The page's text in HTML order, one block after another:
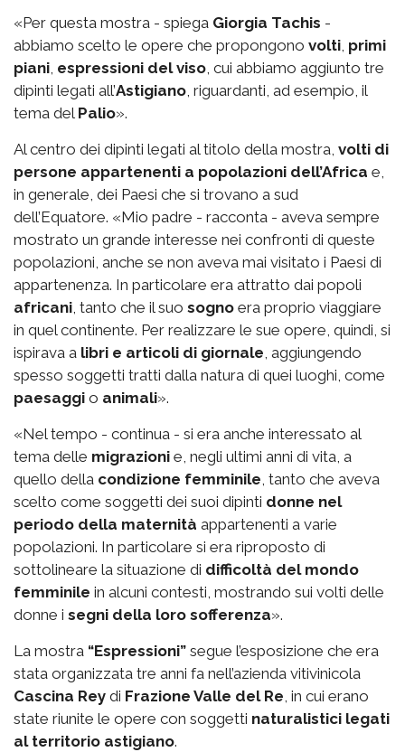
«Per questa mostra - spiega Giorgia Tachis -
abbiamo scelto le opere che propongono volti, primi
piani, espressioni del viso, cui abbiamo aggiunto tre
dipinti legati all’Astigiano, riguardanti, ad esempio, il
tema del Palio».
Al centro dei dipinti legati al titolo della mostra, volti di
persone appartenenti a popolazioni dell’Africa e,
in generale, dei Paesi che si trovano a sud
dell’Equatore. «Mio padre - racconta - aveva sempre
mostrato un grande interesse nei confronti di queste
popolazioni, anche se non aveva mai visitato i Paesi di
appartenenza. In particolare era attratto dai popoli
africani, tanto che il suo sogno era proprio viaggiare
in quel continente. Per realizzare le sue opere, quindi, si
ispirava a libri e articoli di giornale, aggiungendo
spesso soggetti tratti dalla natura di quei luoghi, come
paesaggi o animali».
«Nel tempo - continua - si era anche interessato al
tema delle migrazioni e, negli ultimi anni di vita, a
quello della condizione femminile, tanto che aveva
scelto come soggetti dei suoi dipinti donne nel
periodo della maternità appartenenti a varie
popolazioni. In particolare si era riproposto di
sottolineare la situazione di difficoltà del mondo
femminile in alcuni contesti, mostrando sui volti delle
donne i segni della loro sofferenza».
La mostra “Espressioni” segue l’esposizione che era
stata organizzata tre anni fa nell’azienda vitivinicola
Cascina Rey di Frazione Valle del Re, in cui erano
state riunite le opere con soggetti naturalistici legati
al territorio astigiano.